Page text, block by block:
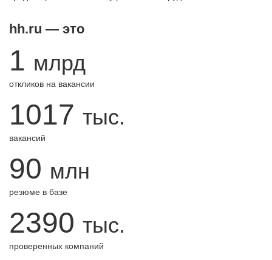
hh.ru — это
1 млрд
откликов на вакансии
1017 тыс.
вакансий
90 млн
резюме в базе
2390 тыс.
проверенных компаний